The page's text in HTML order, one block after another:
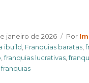
janeiro de 2026 Por
ibuild, Franquias baratas,
,franquias lucrativas,